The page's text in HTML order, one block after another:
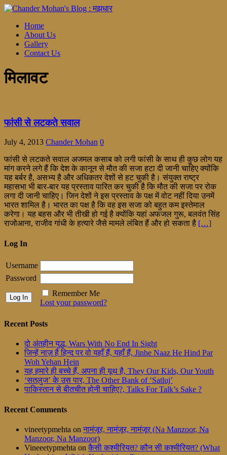
Home
About Us
Gallery
Contact Us
मिलावट
फांसी से लटकते सवाल
July 4, 2013 Chander Mohan 0
फांसी से लटकते सवाल अजमल कसाब को लगी फांसी के साथ ही कुछ लोग यह
मांग करने लगे हैं कि देश के कानून से मौत की सजा हटा दी जानी चाहिए क्योंकि
यह बर्बर है, असभ्य है और अधिकतर देशों से हट चुकी है। संयुक्त राष्ट्र
महासभा भी बार-बार यह प्रस्ताव पारित कर चुकी है कि मौत की सजा पर रोक
लगा दी जानी चाहिए। जिन देशों ने इस प्रस्ताव के पक्ष में वोट नहीं दिया उनमें
भारत शामिल है। भारत का पक्ष है कि वह इस सजा को बहुत कम इस्तेमाल
करेगा। यह बहस और भी तीखी हो गई है क्योंकि यहां अफजल गुरू, बलवंत सिंह
राजोआना, राजीव गांधी के हत्यारे जैसे मामले लंबित हैं और हो सकता है […]
Log In
Username
Password
Remember Me
Lost your password?
Recent Posts
दो अंतहीन युद्ध, Wars With No End In Sight
जिन्हें नाज़ है हिन्द पर वो यहाँ हैं, यहाँ हैं, Jinhe Naaz He Hind Par
Woh Yehan Hein
यह हमारे ही बच्चे हैं, अपना ही यूथ है, They Our Kids, Our Youth
‘सतलुज’ के उस पार, The Other Bank of ‘Satluj’
पाकिस्तान से बीतचीत होनी चाहिए?, Talks For Talk’s Sake ?
Recent Comments
vineetypmehta on नामंजूर, नामंजूर, नामंजूर (Na Manzoor, Na
Manzoor, Na Manzoor)
Vineeetypmehta on कैसी कश्मीरियत? कौन सी कश्मीरियत? (What